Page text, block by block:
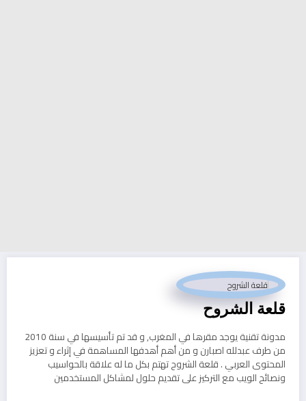
قلعة الشروح
مدونة تقنية يوجد مقرها في المغرب, و قد تم تأسيسها في سنة 2010
من طرف عبدلله اصبارن و من أهم أهدفها المساهمة في إثراء و تعزيز
المحتوى العربي . قلعة الشروح تهتم بكل ما له علاقة بالحواسيب
ونصائح الويب مع التركيز على تقديم حلول لمشاكل المستخدمين